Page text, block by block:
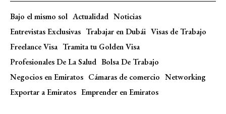
Bajo el mismo sol Actualidad Noticias
Entrevistas Exclusivas Trabajar en Dubái Visas de Trabajo
Freelance Visa Tramita tu Golden Visa
Profesionales De La Salud Bolsa De Trabajo
Negocios en Emiratos Cámaras de comercio Networking
Exportar a Emiratos Emprender en Emiratos